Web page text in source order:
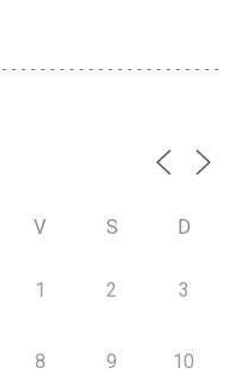
V S D
1 2 3
8 9 10